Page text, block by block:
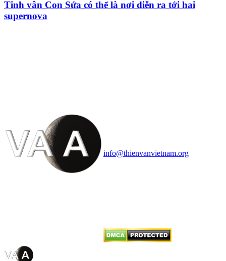
Tinh vân Con Sứa có thể là nơi diễn ra tới hai
supernova
info@thienvanvietnam.org